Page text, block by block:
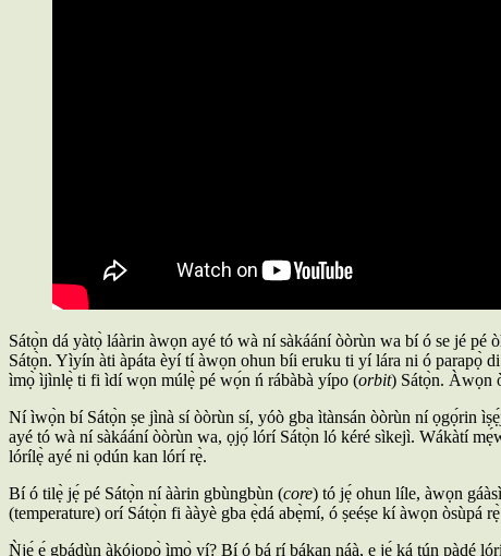
Sátọ̀n dá yàtọ̀ láàrin àwọn ayé tó wà ní sàkáání òòrùn wa bí ó se jé pé
Sátọ̀n. Yìyín àti àpáta èyí tí àwọn ohun bíi eruku ti yí lára ni ó parapọ̀
ìmọ̀ ìjìnlẹ̀ ti fi ìdí wọn múlẹ̀ pé wọ́n ń rábàbà yípo (orbit) Sátọ̀n. Àwọn
Ní ìwọ̀n bí Sátọ̀n ṣe jìnà sí òòrùn sí, yóò gba ìtànsán òòrùn ní ọgọ́rin
ayé tó wà ní sàkáání òòrùn wa, ọjọ́ lórí Sátọ̀n ló kéré sìkejì. Wákàtí
lórílẹ̀ ayé ni ọdún kan lórí rẹ̀.
Bí ó tilẹ̀ jẹ́ pé Sátọ̀n ní ààrin gbùngbùn (core) tó jẹ́ ohun líle, àwọn
(temperature) orí Sátọ̀n fi ààyè gba ẹ̀dá abẹ̀mí, ó ṣeéṣe kí àwọn òsùpá
Ǹjẹ́ ẹ́ gbádùn àkójọpọ̀ ìmọ̀ yí? Bí ó bá rí bákan náà, ẹ jẹ́ ká tún pàdé